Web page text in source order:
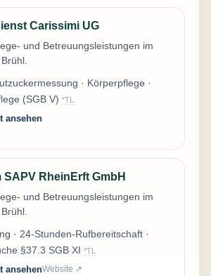
Carissimi UG
und Betreuungsleistungen im
· Körperpflege ·
(SGB V) *TL
ansehen
SAPV RheinErft GmbH
und Betreuungsleistungen im
· 24-Stunden-Rufbereitschaft ·
§37.3 SGB XI *TL
ansehenWebsite ↗